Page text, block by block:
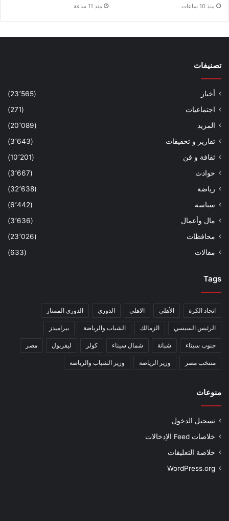
منذ 10 ساعات منذ 11 ساعة
تصنيفات
أخبار
(23٬565)
اجتماعيات
(271)
المزيد
(20٬089)
تقارير و تحقيقات
(3٬643)
ثقافة و فن
(10٬201)
حوادث
(3٬667)
رياضة
(32٬638)
سياسة
(6٬442)
مال وأعمال
(3٬636)
محافظات
(23٬026)
مقالات
(633)
Tags
اتحاد الكرة الأهلي الاهلي الدوري الدوري الممتاز
الرئيس السيسي الزمالك الشباب والرياضة بيراميدز
جنوب سيناء شبانة شمال سيناء كولر ليفربول مصر
منتخب مصر وزير الرياضة وزير الشباب والرياضة
منوعات
تسجيل الدخول
خلاصات Feed الإدخالات
خلاصة التعليقات
WordPress.org